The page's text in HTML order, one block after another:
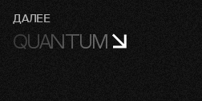
ДАЛЕЕ
QUANTUM